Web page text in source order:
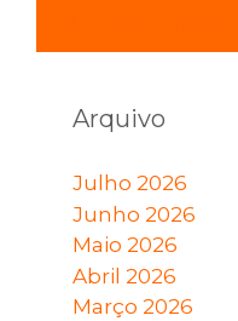
Arquivo
Julho 2026
Junho 2026
Maio 2026
Abril 2026
Março 2026